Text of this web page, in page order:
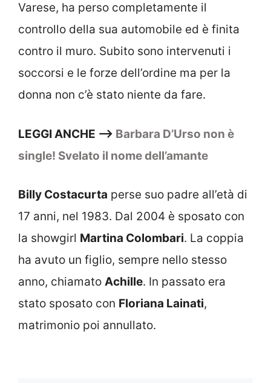
Varese, ha perso completamente il
controllo della sua automobile ed è finita
contro il muro. Subito sono intervenuti i
soccorsi e le forze dell’ordine ma per la
donna non c’è stato niente da fare.
LEGGI ANCHE —> Barbara D’Urso non è
single! Svelato il nome dell’amante
Billy Costacurta perse suo padre all’età di
17 anni, nel 1983. Dal 2004 è sposato con
la showgirl Martina Colombari. La coppia
ha avuto un figlio, sempre nello stesso
anno, chiamato Achille. In passato era
stato sposato con Floriana Lainati,
matrimonio poi annullato.